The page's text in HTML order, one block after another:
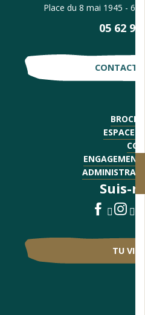
Place du 8 mai 1945 -
05 62 92
CONTACTE-
ESPACE
CGV
Suis-
TU